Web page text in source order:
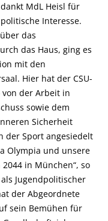
MdL Heisl für
Interesse.
das
das Haus, ging es
mit den
Hier hat der CSU-
von der Arbeit in
sowie dem
Sicherheit
der Sport angesiedelt
Olympia und unsere
in München“, so
Jugendpolitischer
der Abgeordnete
sein Bemühen für